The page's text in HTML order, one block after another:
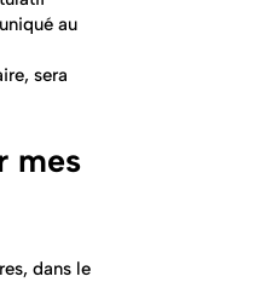
au
sera
mes
dans le